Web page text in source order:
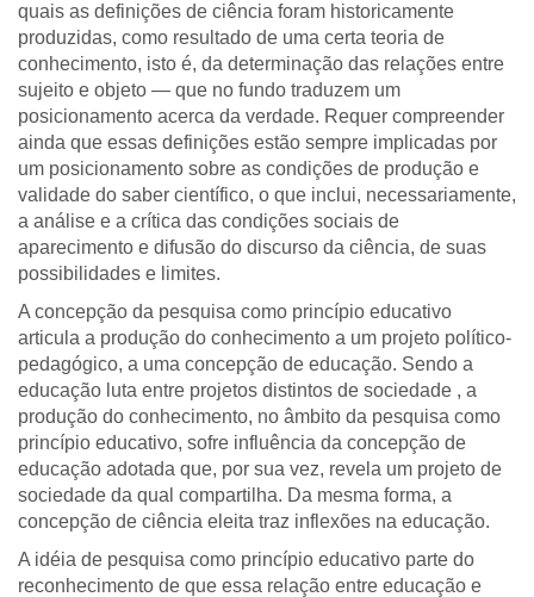
quais as definições de ciência foram historicamente
produzidas, como resultado de uma certa teoria de
conhecimento, isto é, da determinação das relações entre
sujeito e objeto — que no fundo traduzem um
posicionamento acerca da verdade. Requer compreender
ainda que essas definições estão sempre implicadas por
um posicionamento sobre as condições de produção e
validade do saber científico, o que inclui, necessariamente,
a análise e a crítica das condições sociais de
aparecimento e difusão do discurso da ciência, de suas
possibilidades e limites.
A concepção da pesquisa como princípio educativo
articula a produção do conhecimento a um projeto político-
pedagógico, a uma concepção de educação. Sendo a
educação luta entre projetos distintos de sociedade , a
produção do conhecimento, no âmbito da pesquisa como
princípio educativo, sofre influência da concepção de
educação adotada que, por sua vez, revela um projeto de
sociedade da qual compartilha. Da mesma forma, a
concepção de ciência eleita traz inflexões na educação.
A idéia de pesquisa como princípio educativo parte do
reconhecimento de que essa relação entre educação e